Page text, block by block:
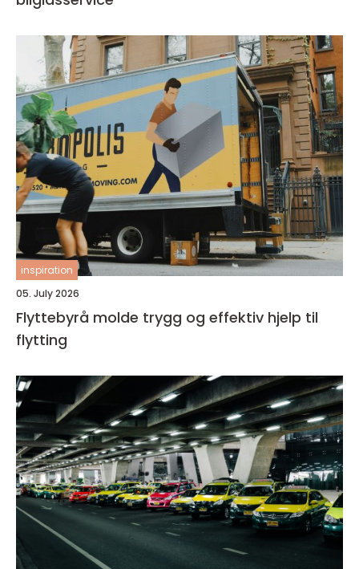
inspiration
05. July 2026
Flyttebyrå molde trygg og effektiv hjelp til
flytting